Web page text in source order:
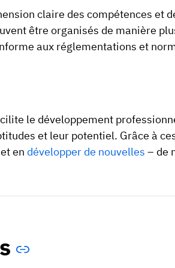
claire des compétences et
être organisés de manière
aux réglementations et
le développement
et leur potentiel. Grâce à
en développer de nouvelles – de